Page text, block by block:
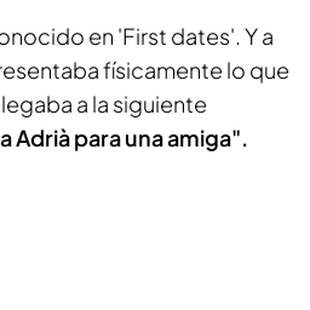
en 'First dates'. Y a
físicamente lo que
a la siguiente
Adrià para una amiga".